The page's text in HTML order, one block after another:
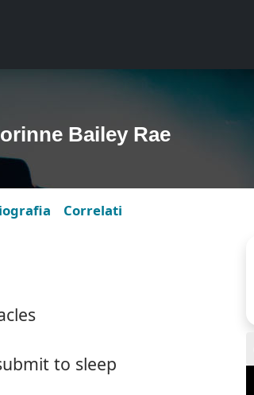
Bailey Rae
Correlati
to sleep